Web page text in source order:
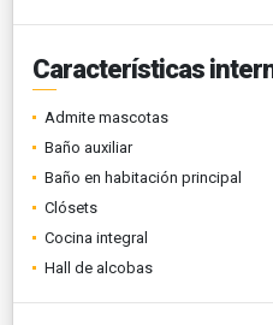
Características
Admite mascotas
Baño auxiliar
Baño en habitación principal
Clósets
Cocina integral
Hall de alcobas